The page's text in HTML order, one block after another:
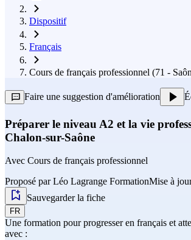
Dispositif
Français
Cours de français professionnel (71 -
Faire une suggestion d'amélioration
Préparer le niveau A2 et la vie
Chalon-sur-Saône
Avec Cours de français professionnel
Proposé par Léo Lagrange FormationMise à
Sauvegarder la fiche
FR
Une formation pour progresser en français et
avec :